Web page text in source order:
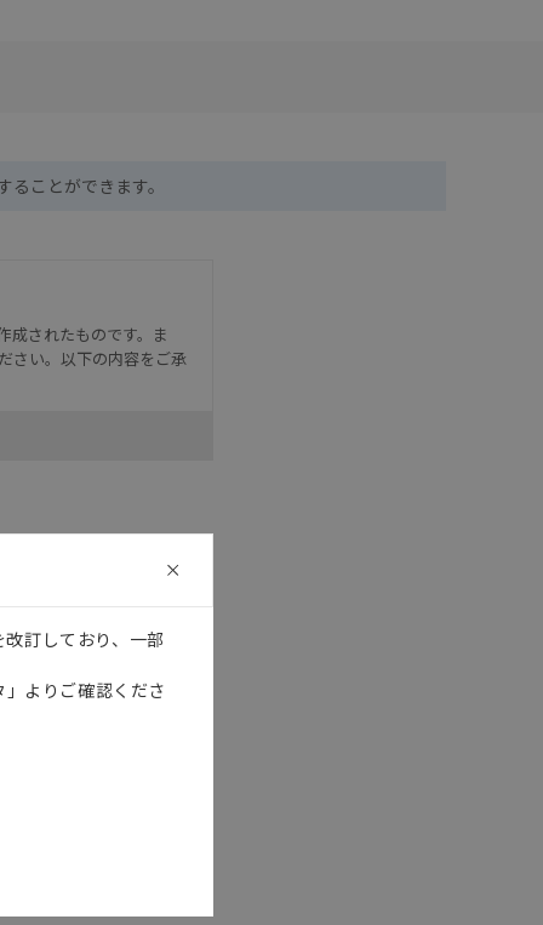
ことができます。
成されたものです。ま
さい。以下の内容をご承
しています。・誤字、脱
訂しており、一部
よりご確認くださ